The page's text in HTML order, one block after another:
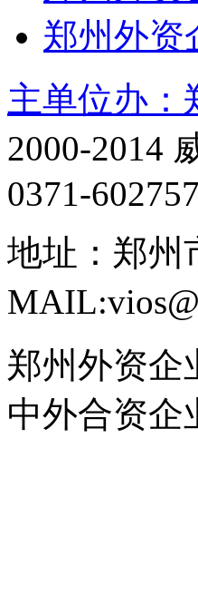
郑州外资
主单位办：
2000-2014
0371-
地址：郑州
郑州外资企
中外合资企